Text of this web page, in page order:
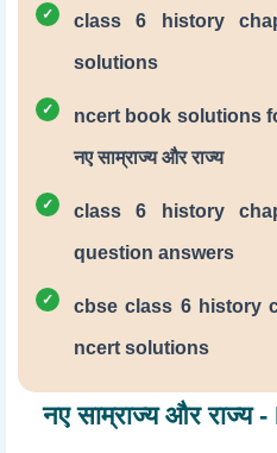
class 6 history
solutions
ncert book solutions
नए साम्राज्य और राज्य
class 6 history
question answers
cbse class 6 history
ncert solutions
नए साम्राज्य और